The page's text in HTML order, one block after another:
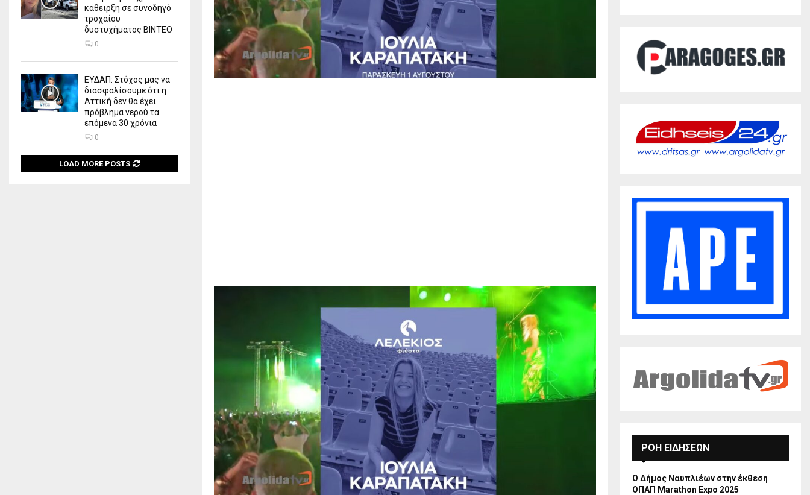
κάθειρξη σε συνοδηγό
τροχαίου
δυστυχήματος ΒΙΝΤΕΟ
0
ΕΥΔΑΠ: Στόχος μας να
διασφαλίσουμε ότι η
Αττική δεν θα έχει
πρόβλημα νερού τα
επόμενα 30 χρόνια
0
LOAD MORE POSTS
ΡΟΗ ΕΙΔΗΣΕΩΝ
Ο Δήμος Ναυπλιέων στην έκθεση
ΟΠΑΠ Marathon Expo 2025